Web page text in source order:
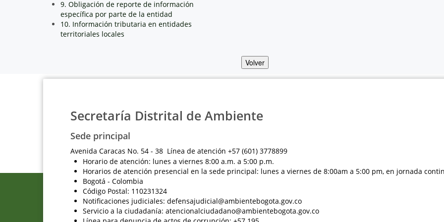
9. Obligación de reporte de información
específica por parte de la entidad
10. Información tributaria en entidades
territoriales locales
Volver
Secretaría Distrital de Ambiente
Sede principal
Avenida Caracas No. 54 - 38 Línea de atención +57 (601) 3778899
Horario de atención: lunes a viernes 8:00 a.m. a 5:00 p.m.
Horarios de atención presencial en la sede principal: lunes a viernes de 8:00am a 5:00 pm, en jornada
Bogotá - Colombia
Código Postal: 110231324
Notificaciones judiciales: defensajudicial@ambientebogota.gov.co
Servicio a la ciudadanía: atencionalciudadano@ambientebogota.gov.co